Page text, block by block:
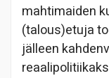
mahtimaiden
(talous)etuja
jälleen